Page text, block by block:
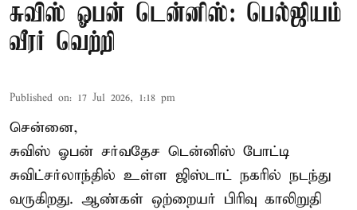
சுவிஸ் ஓபன் டென்னிஸ்: பெல்ஜியம்
வீரர் வெற்றி
Published on: 17 Jul 2026, 1:18 pm
சென்னை,
சுவிஸ் ஓபன் சர்வதேச டென்னிஸ் போட்டி
சுவிட்சர்லாந்தில் உள்ள ஜிஸ்டாட் நகரில் நடந்து
வருகிறது. ஆண்கள் ஒற்றையர் பிரிவு காலிறுதி